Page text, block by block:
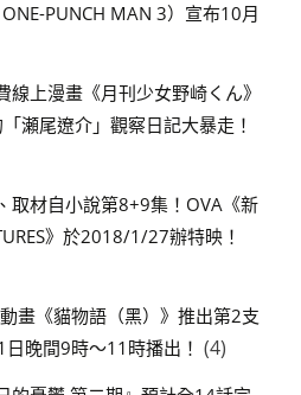
PUNCH MAN 3）宣布10月
上漫畫《月刊少女野崎くん》
瀬尾遼介」觀察日記大暴走！
取材自小說第8+9集！OVA《新
》於2018/1/27辦特映！
畫《貓物語（黑）》推出第2支
晚間9時～11時播出！ (4)